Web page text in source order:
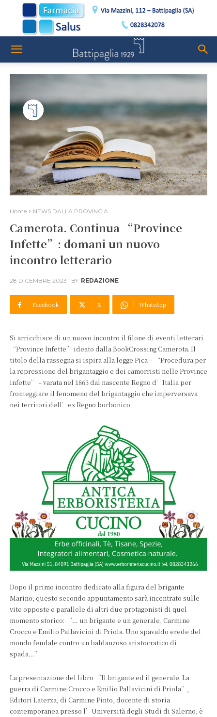
Home NEWS DALLA PROVINCIA
Camerota. Continua “Province
Infette”: domani un nuovo
incontro letterario
28 DICEMBRE 2023 BY REDAZIONE
Facebook X WhatsApp
Si arricchisce di un nuovo incontro il filone di eventi letterari
“Province Infette” ideato dalla BookCrossing Camerota. Il
titolo della rassegna si ispira alla legge Pica – “Procedura per
la repressione del brigantaggio e dei camorristi nelle Province
infette” – varata nel 1863 dal nascente Regno d’Italia per
fronteggiare il fenomeno del brigantaggio che imperversava
nei territori dell’ex Regno borbonico.
Dopo il primo incontro dedicato alla figura del brigante
Marino, questo secondo appuntamento sarà incentrato sulle
vite opposte e parallele di altri due protagonisti di quel
momento storico: “… un brigante e un generale, Carmine
Crocco e Emilio Pallavicini di Priola. Uno spavaldo erede del
mondo feudale contro un baldanzoso aristocratico di
spada…”.
La presentazione del libro “Il brigante ed il generale. La
guerra di Carmine Crocco e Emilio Pallavicini di Priola”,
Editori Laterza, di Carmine Pinto, docente di storia
contemporanea presso l’Università degli Studi di Salerno, è